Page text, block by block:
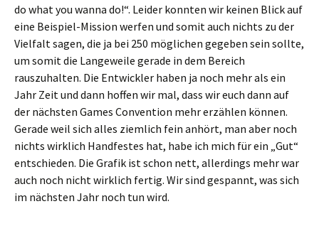
do what you wanna do!“. Leider konnten wir keinen Blick auf
eine Beispiel-Mission werfen und somit auch nichts zu der
Vielfalt sagen, die ja bei 250 möglichen gegeben sein sollte,
um somit die Langeweile gerade in dem Bereich
rauszuhalten. Die Entwickler haben ja noch mehr als ein
Jahr Zeit und dann hoffen wir mal, dass wir euch dann auf
der nächsten Games Convention mehr erzählen können.
Gerade weil sich alles ziemlich fein anhört, man aber noch
nichts wirklich Handfestes hat, habe ich mich für ein „Gut“
entschieden. Die Grafik ist schon nett, allerdings mehr war
auch noch nicht wirklich fertig. Wir sind gespannt, was sich
im nächsten Jahr noch tun wird.